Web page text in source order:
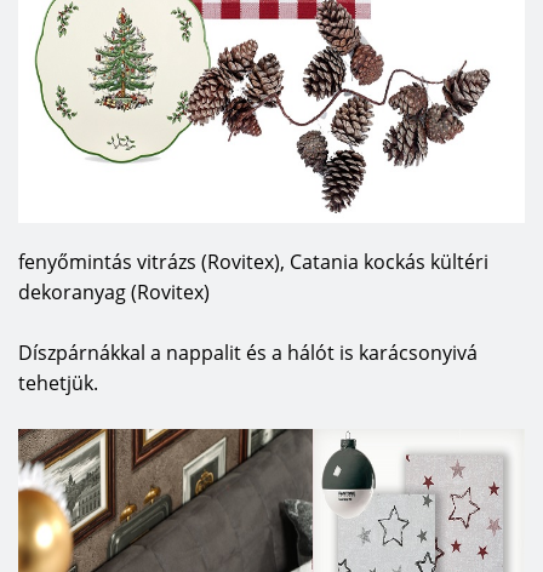
fenyőmintás vitrázs (Rovitex), Catania kockás kültéri
dekoranyag (Rovitex)
Díszpárnákkal a nappalit és a hálót is karácsonyivá
tehetjük.